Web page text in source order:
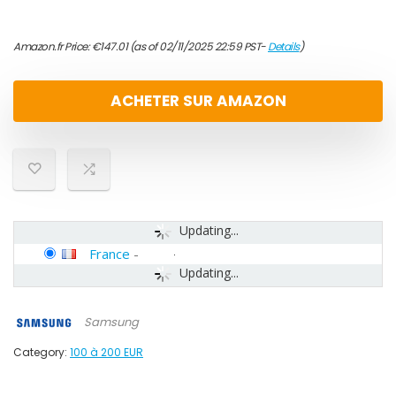
Amazon.fr Price:€147.01(as of 02/11/2025 22:59 PST-Details)
ACHETER SUR AMAZON
Updating...
Updating...
France -
Samsung
Category: 100 à 200 EUR